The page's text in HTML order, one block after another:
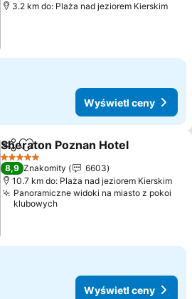
3.2 km do: Plaża nad jeziorem Kierskim
Wyświetl ceny
UdostępnijDodaj do ulubionych
Sheraton Poznan Hotel
5 Kategoria
8,9 Znakomity
6603
10.7 km do: Plaża nad jeziorem Kierskim
Panoramiczne widoki na miasto z pokoi
klubowych
Wyświetl ceny